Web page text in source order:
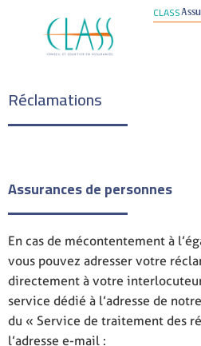
CLASS
Réclamations
Assurances de personnes
En cas de mécontentement à
vous pouvez adresser votre
directement à votre
service dédié à l’adresse de
du « Service de traitement des
l’adresse e-mail :